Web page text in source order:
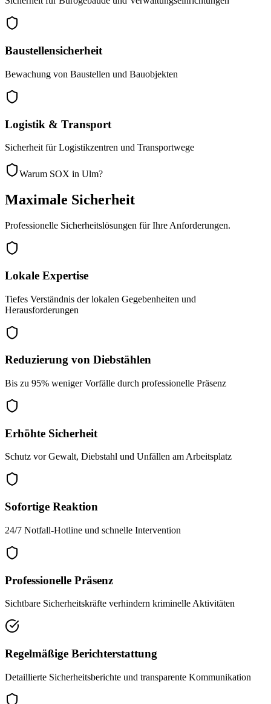
Baustellensicherheit
Bewachung von Baustellen und Bauobjekten
Logistik & Transport
Sicherheit für Logistikzentren und Transportwege
Warum SOX in Ulm?
Maximale Sicherheit
Professionelle Sicherheitslösungen für Ihre Anforderungen.
Lokale Expertise
Tiefes Verständnis der lokalen Gegebenheiten und
Herausforderungen
Reduzierung von Diebstählen
Bis zu 95% weniger Vorfälle durch professionelle Präsenz
Erhöhte Sicherheit
Schutz vor Gewalt, Diebstahl und Unfällen am Arbeitsplatz
Sofortige Reaktion
24/7 Notfall-Hotline und schnelle Intervention
Professionelle Präsenz
Sichtbare Sicherheitskräfte verhindern kriminelle Aktivitäten
Regelmäßige Berichterstattung
Detaillierte Sicherheitsberichte und transparente Kommunikation